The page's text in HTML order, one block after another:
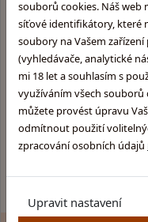
souborů cookies. Náš web
síťové identifikátory, které
soubory na Vašem
(vyhledávače, analytické
mi 18 let a souhlasím s
využíváním všech
můžete provést úpravu
odmítnout použití
zpracování osobních údajů
Upravit nastavení
Informace pro Vás:
Provozovatel obchodu
Obchodní podmínky
Ochrana osobních
Kamenný obchod